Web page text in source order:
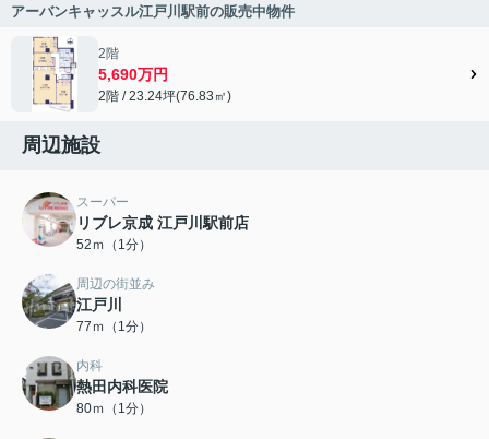
アーバンキャッスル江戸川駅前の販売中物件
2階
5,690万円
2階 / 23.24坪(76.83㎡)
周辺施設
スーパー
リブレ京成 江戸川駅前店
52ｍ（1分）
周辺の街並み
江戸川
77ｍ（1分）
内科
熱田内科医院
80ｍ（1分）